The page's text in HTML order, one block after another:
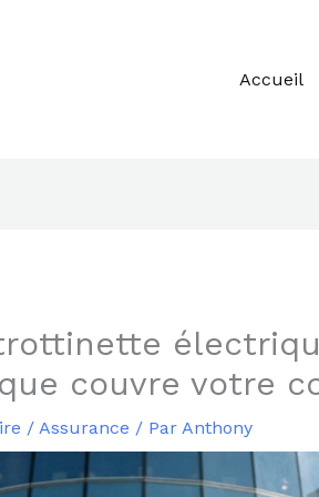
Accueil
couvre votre
/ Assurance / Par Anthony